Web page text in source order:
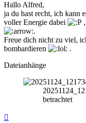
Hallo Alfred,
ja du hast recht, ich kann
voller Energie dabei
.
Freue dich nicht zu viel,
bombardieren
.
Dateianhänge
betrachtet